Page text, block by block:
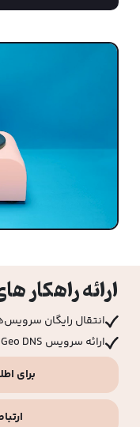
ارائه راهکار
انتقال رایگان
ارائه سرویس Geo DNS به منظور حفظ جایگاه های گوگل
برای